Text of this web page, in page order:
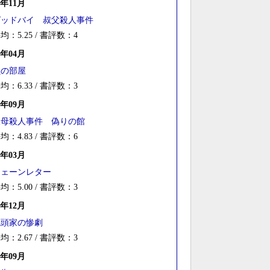
11月
ドバイ 叔父殺人事件
：5.25 / 書評数：4
04月
部屋
：6.33 / 書評数：3
09月
殺人事件 偽りの館
：4.83 / 書評数：6
03月
ーンレター
：5.00 / 書評数：3
12月
家の惨劇
：2.67 / 書評数：3
09月